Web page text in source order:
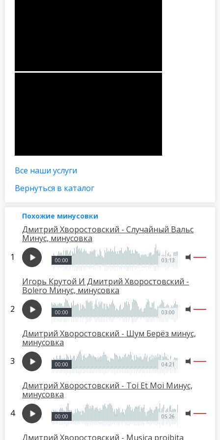
Все наши услуги
Вернуться в каталог
Похожие минусовки
Дмитрий Хворостовский - Случайный Вальс
Минус, минусовка
03:13
00:00
Игорь Крутой И Дмитрий Хворостовский -
Bolero Минус, минусовка
03:00
00:00
Дмитрий Хворостовский - Шум Берёз минус,
минусовка
04:21
00:00
Дмитрий Хворостовский - Toi Et Moi Минус,
минусовка
05:26
00:00
Дмитрий Хворостовский - Musica proibita